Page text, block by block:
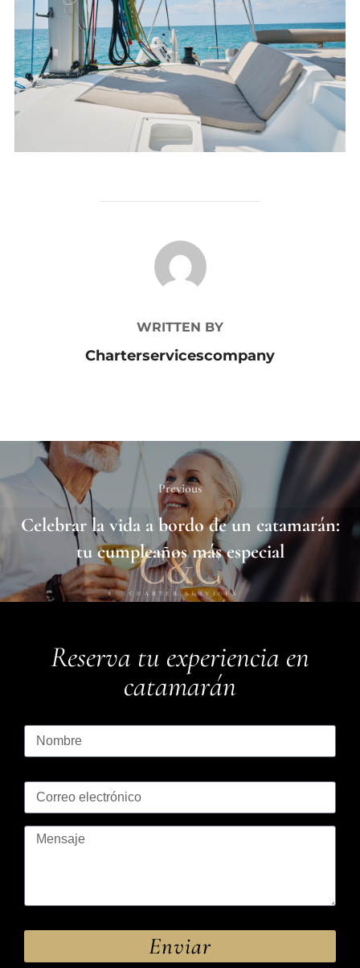
POST AUTHOR
WRITTEN BY
Charterservicescompany
Previous
Celebrar la vida a bordo de un catamarán:
tu cumpleaños más especial
Reserva tu experiencia en
catamarán
Enviar